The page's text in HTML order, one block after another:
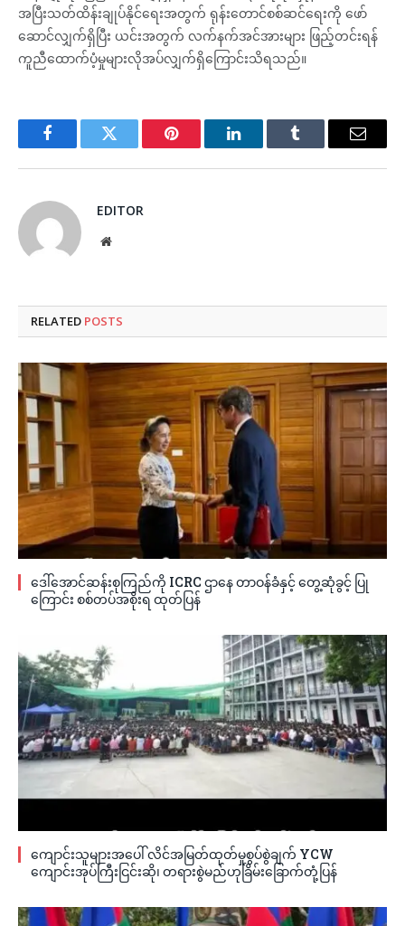
အပြီးသတ်ထိန်းချုပ်နိုင်ရေးအတွက် ရုန်းတောင်စစ်ဆင်ရေးကို ဖော်
ဆောင်လျှက်ရှိပြီး ယင်းအတွက် လက်နက်အင်အားများ ဖြည့်တင်းရန်
ကူညီထောက်ပံ့မှုများလိုအပ်လျှက်ရှိကြောင်းသိရသည်။
FacebookTwitter Pinterest LinkedInTumblr Email
EDITOR
Website
RELATED POSTS
ဒေါ်အောင်ဆန်းစုကြည်ကို ICRC ဌာနေ တာဝန်ခံနှင့် တွေ့ဆုံခွင့် ပြု
ကြောင်း စစ်တပ်အစိုးရ ထုတ်ပြန်
ကျောင်းသူများအပေါ် လိင်အမြတ်ထုတ်မှုစွပ်စွဲချက် YCW
ကျောင်းအုပ်ကြီးငြင်းဆို၊ တရားစွဲမည်ဟုခြိမ်းခြောက်တုံ့ပြန်